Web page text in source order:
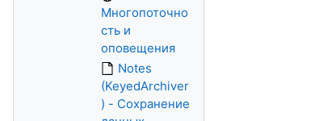
Многопоточно
сть и
оповещения
Notes
(KeyedArchiver
) - Сохранение